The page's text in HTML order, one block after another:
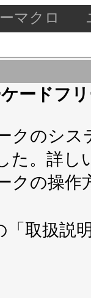
マクロ
ードフ
クのシ
た。詳し
クの操作
「取扱説